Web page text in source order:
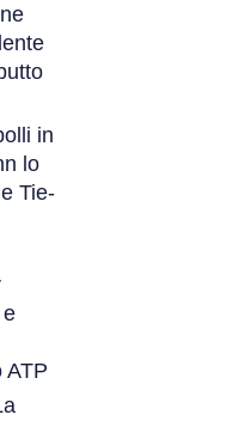
in
lo
Tie-
ATP